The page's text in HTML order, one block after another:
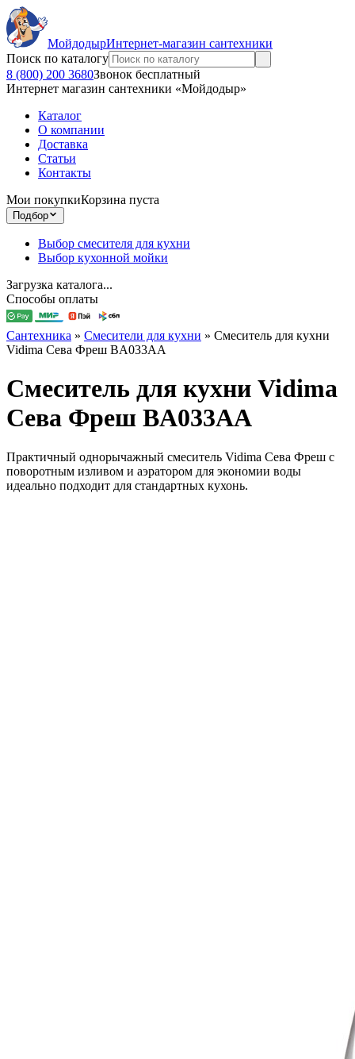
МойдодырИнтернет-магазин сантехники
Поиск по каталогу
8 (800) 200 3680Звонок бесплатный
Интернет магазин сантехники «Мойдодыр»
Каталог
О компании
Доставка
Статьи
Контакты
Мои покупкиКорзина пуста
Подбор
Выбор смесителя для кухни
Выбор кухонной мойки
Загрузка каталога...
Способы оплаты
Сантехника » Смесители для кухни » Смеситель для кухни
Vidima Сева Фреш BA033AA
Смеситель для кухни Vidima
Сева Фреш BA033AA
Практичный однорычажный смеситель Vidima Сева Фреш с
поворотным изливом и аэратором для экономии воды
идеально подходит для стандартных кухонь.